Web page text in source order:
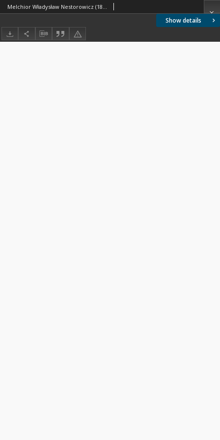
Show details
Melchior Władysław Nestorowicz (1880-1939)